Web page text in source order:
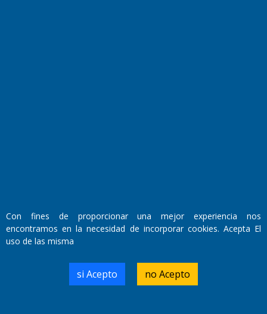
Miembro de ADIRA,ADEPA y CPPAL
Propietario: El Diario SRL
Director Periodístico:
Con fines de proporcionar una mejor experiencia nos
encontramos en la necesidad de incorporar cookies. Acepta El
uso de las misma
si Acepto no Acepto